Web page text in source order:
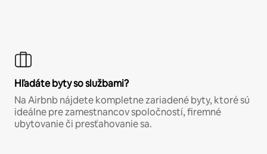
Hľadáte byty so službami?
Na Airbnb nájdete kompletne zariadené byty, ktoré sú
ideálne pre zamestnancov spoločností, firemné
ubytovanie či presťahovanie sa.